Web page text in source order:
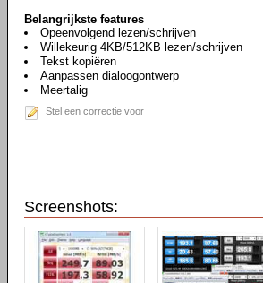
Belangrijkste features
Opeenvolgend lezen/schrijven
Willekeurig 4KB/512KB lezen/schrijven
Tekst kopiëren
Aanpassen dialoogontwerp
Meertalig
Stel een correctie voor
Screenshots: